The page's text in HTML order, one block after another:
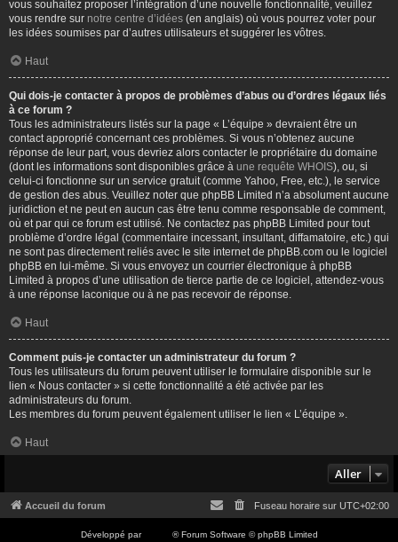
vous souhaitez proposer l’intégration d’une nouvelle fonctionnalité, veuillez
vous rendre sur notre centre d’idées (en anglais) où vous pourrez voter pour
les idées soumises par d’autres utilisateurs et suggérer les vôtres.
Haut
Qui dois-je contacter à propos de problèmes d’abus ou d’ordres légaux liés
à ce forum ?
Tous les administrateurs listés sur la page « L’équipe » devraient être un
contact approprié concernant ces problèmes. Si vous n’obtenez aucune
réponse de leur part, vous devriez alors contacter le propriétaire du domaine
(dont les informations sont disponibles grâce à une requête WHOIS), ou, si
celui-ci fonctionne sur un service gratuit (comme Yahoo, Free, etc.), le service
de gestion des abus. Veuillez noter que phpBB Limited n’a absolument aucune
juridiction et ne peut en aucun cas être tenu comme responsable de comment,
où et par qui ce forum est utilisé. Ne contactez pas phpBB Limited pour tout
problème d’ordre légal (commentaire incessant, insultant, diffamatoire, etc.) qui
ne sont pas directement reliés avec le site internet de phpBB.com ou le logiciel
phpBB en lui-même. Si vous envoyez un courrier électronique à phpBB
Limited à propos d’une utilisation de tierce partie de ce logiciel, attendez-vous
à une réponse laconique ou à ne pas recevoir de réponse.
Haut
Comment puis-je contacter un administrateur du forum ?
Tous les utilisateurs du forum peuvent utiliser le formulaire disponible sur le
lien « Nous contacter » si cette fonctionnalité a été activée par les
administrateurs du forum.
Les membres du forum peuvent également utiliser le lien « L’équipe ».
Haut
Aller
Accueil du forum Fuseau horaire sur UTC+02:00
Développé par ® Forum Software © phpBB Limited